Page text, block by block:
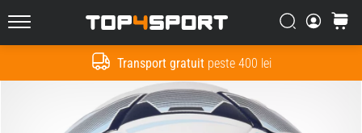
Transport gratuitpeste 400 lei
Top4Sport.ro Căutare
Cos